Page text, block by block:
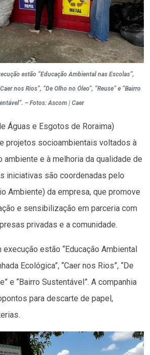
estão “Educação Ambiental nas Escolas”,
nos Rios”, “De Olho no Óleo”, “Reuse” e “Bairro
– Fotos: Ascom | Caer
Águas e Esgotos de Roraima)
projetos socioambientais voltados à
ambiente e à melhoria da qualidade de
iniciativas são coordenadas pelo
Ambiente) da empresa, que promove
e sensibilização em parceria com
privadas e a comunidade.
estão “Educação Ambiental
Ecológica”, “Caer nos Rios”, “De
e “Bairro Sustentável”. A companhia
para descarte de papel,